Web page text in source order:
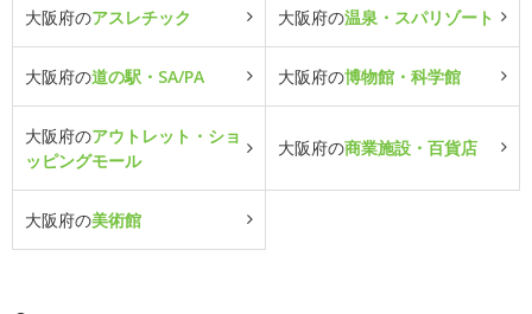
大阪府のアスレチック 大阪府の温泉・スパリゾート
大阪府の道の駅・SA/PA 大阪府の博物館・科学館
大阪府のアウトレット・ショ
ッピングモール
大阪府の商業施設・百貨店
大阪府の美術館